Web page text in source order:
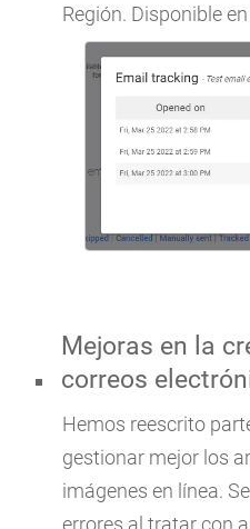
Región. Disponible
Mejoras en la
correos
Hemos reescrito
gestionar mejor los
imágenes en línea.
errores al tratar con